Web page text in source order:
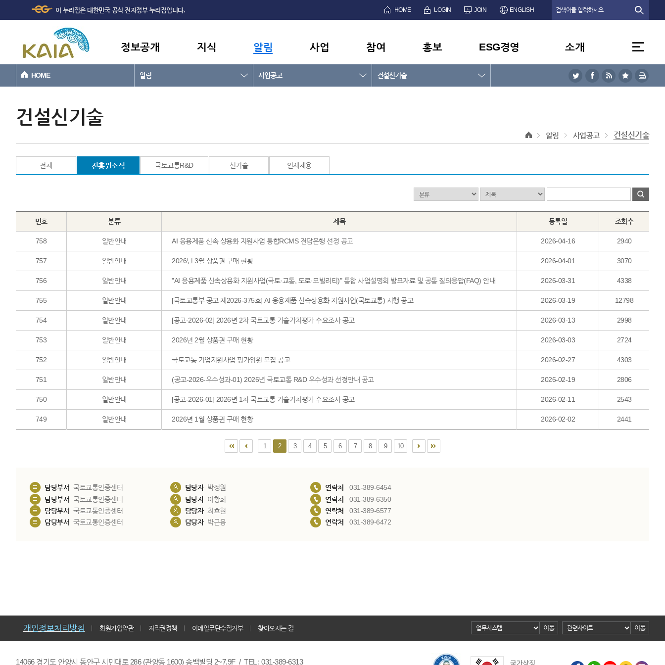
본문바로가기
이 누리집은 대한민국 공식 전자정부 누리집입니다. HOME LOGIN JOIN ENGLISH
정보공개 지식 알림 사업 참여 홍보 ESG경영 소개
HOME 알림 사업공고 건설신기술
건설신기술
알림 사업공고 건설신기술
전체 진흥원소식 국토교통R&D 신기술 인재채용
번호 분류 제목 등록일 조회수
758 일반안내 AI 응용제품 신속 상용화 지원사업 통합RCMS 전담은행 선정 공고 2026-04-16 2940
757 일반안내 2026년 3월 상품권 구매 현황 2026-04-01 3070
756 일반안내 "AI 응용제품 신속상용화 지원사업(국토·교통, 도로·모빌리티)" 통합 사업설명회 발표자료 및 공통 질의응답(FAQ) 안내 2026-03-31 4338
755 일반안내 [국토교통부 공고 제2026-375호] AI 응용제품 신속상용화 지원사업(국토교통) 시행 공고 2026-03-19 12798
754 일반안내 [공고-2026-02] 2026년 2차 국토교통 기술가치평가 수요조사 공고 2026-03-13 2998
753 일반안내 2026년 2월 상품권 구매 현황 2026-03-03 2724
752 일반안내 국토교통 기업지원사업 평가위원 모집 공고 2026-02-27 4303
751 일반안내 (공고-2026-우수성과-01) 2026년 국토교통 R&D 우수성과 선정안내 공고 2026-02-19 2806
750 일반안내 [공고-2026-01] 2026년 1차 국토교통 기술가치평가 수요조사 공고 2026-02-11 2543
749 일반안내 2026년 1월 상품권 구매 현황 2026-02-02 2441
1 2 3 4 5 6 7 8 9 10
담당부서 국토교통인증센터 담당자 박정원 연락처
031-389-6454
담당부서 국토교통인증센터 담당자 이황희 연락처
031-389-6350
담당부서 국토교통인증센터 담당자 최호현 연락처
031-389-6577
담당부서 국토교통인증센터 담당자 박근용 연락처 031-389-6472
개인정보처리방침 회원가입약관 저작권정책 이메일무단수집거부 찾아오시는 길 이동 이동
14066 경기도 안양시 동안구 시민대로 286 (관양동 1600) 송백빌딩 2~7,9F / TEL : 031-389-6313